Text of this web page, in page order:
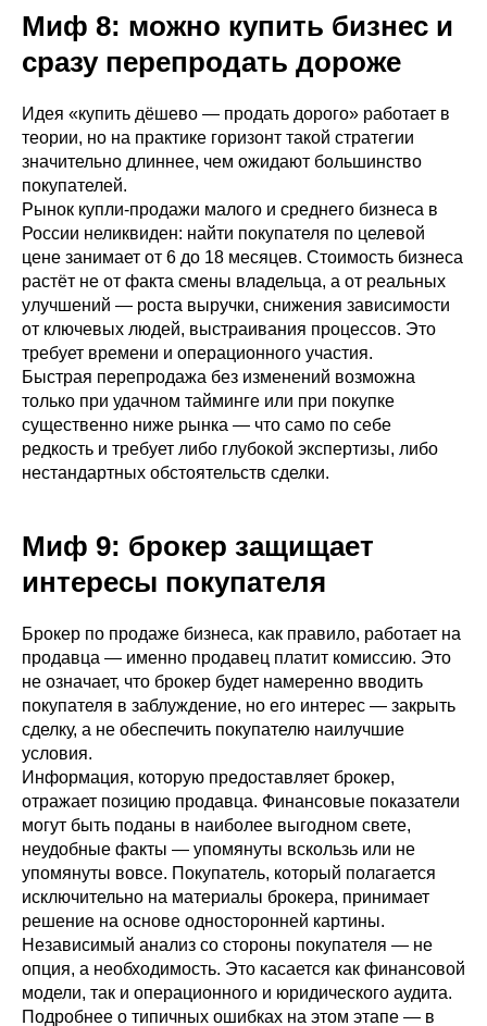
Миф 8: можно купить бизнес и
сразу перепродать дороже
Идея «купить дёшево — продать дорого» работает в
теории, но на практике горизонт такой стратегии
значительно длиннее, чем ожидают большинство
покупателей.
Рынок купли-продажи малого и среднего бизнеса в
России неликвиден: найти покупателя по целевой
цене занимает от 6 до 18 месяцев. Стоимость бизнеса
растёт не от факта смены владельца, а от реальных
улучшений — роста выручки, снижения зависимости
от ключевых людей, выстраивания процессов. Это
требует времени и операционного участия.
Быстрая перепродажа без изменений возможна
только при удачном тайминге или при покупке
существенно ниже рынка — что само по себе
редкость и требует либо глубокой экспертизы, либо
нестандартных обстоятельств сделки.
Миф 9: брокер защищает
интересы покупателя
Брокер по продаже бизнеса, как правило, работает на
продавца — именно продавец платит комиссию. Это
не означает, что брокер будет намеренно вводить
покупателя в заблуждение, но его интерес — закрыть
сделку, а не обеспечить покупателю наилучшие
условия.
Информация, которую предоставляет брокер,
отражает позицию продавца. Финансовые показатели
могут быть поданы в наиболее выгодном свете,
неудобные факты — упомянуты вскользь или не
упомянуты вовсе. Покупатель, который полагается
исключительно на материалы брокера, принимает
решение на основе односторонней картины.
Независимый анализ со стороны покупателя — не
опция, а необходимость. Это касается как финансовой
модели, так и операционного и юридического аудита.
Подробнее о типичных ошибках на этом этапе — в